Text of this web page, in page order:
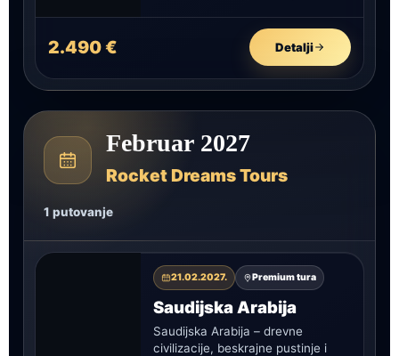
2.490 € Detalji
Februar 2027
Rocket Dreams Tours
1 putovanje
21.02.2027. Premium tura
Saudijska Arabija
Saudijska Arabija – drevne
civilizacije, beskrajne pustinje i